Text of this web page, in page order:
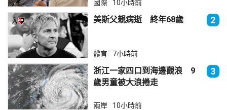
國際 10小時前
美斯父親病逝 終年68歲 2
體育 7小時前
浙江一家四口到海邊觀浪 9
歲男童被大浪捲走
3
兩岸 10小時前